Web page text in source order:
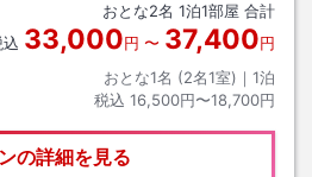
おとな2名 1泊1部屋 合計
33,000円 〜 37,400円
おとな1名 (2名1室)｜ 1泊
税込 16,500円〜18,700円
の詳細を見る